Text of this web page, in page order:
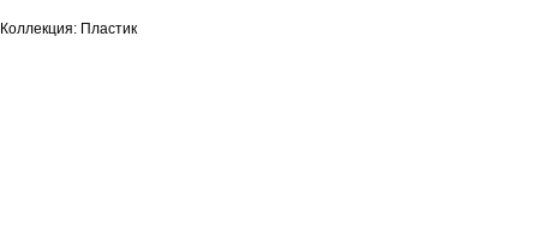
Коллекция: Пластик